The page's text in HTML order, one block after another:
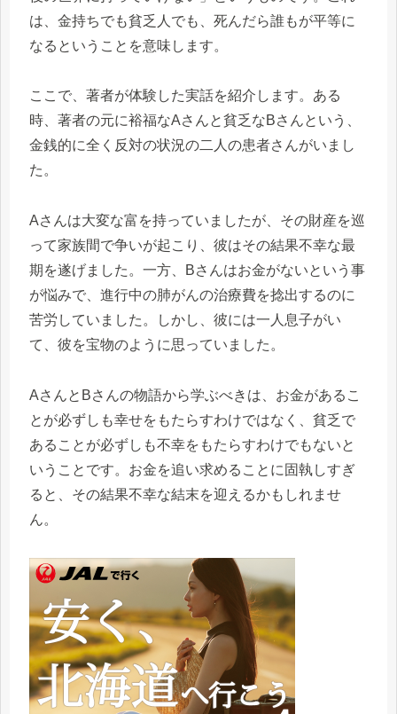
は、金持ちでも貧乏人でも、死んだら誰もが平等に
なるということを意味します。
ここで、著者が体験した実話を紹介します。ある
時、著者の元に裕福なAさんと貧乏なBさんという、
金銭的に全く反対の状況の二人の患者さんがいまし
た。
Aさんは大変な富を持っていましたが、その財産を巡
って家族間で争いが起こり、彼はその結果不幸な最
期を遂げました。一方、Bさんはお金がないという事
が悩みで、進行中の肺がんの治療費を捻出するのに
苦労していました。しかし、彼には一人息子がい
て、彼を宝物のように思っていました。
AさんとBさんの物語から学ぶべきは、お金があるこ
とが必ずしも幸せをもたらすわけではなく、貧乏で
あることが必ずしも不幸をもたらすわけでもないと
いうことです。お金を追い求めることに固執しすぎ
ると、その結果不幸な結末を迎えるかもしれませ
ん。